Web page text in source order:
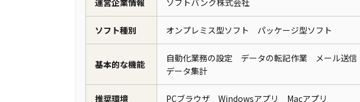
運営企業情報 ソフトバンク株式会社
ソフト種別 オンプレミス型ソフト パッケージ型ソフト
基本的な機能
自動化業務の設定 データの転記作業 メール送信
データ集計
推奨環境 PCブラウザ Windowsアプリ Macアプリ